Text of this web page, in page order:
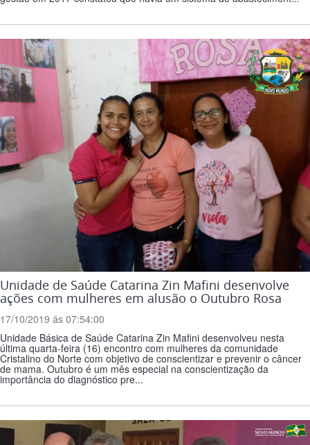
Unidade de Saúde Catarina Zin Mafini desenvolve
ações com mulheres em alusão o Outubro Rosa
17/10/2019 ás 07:54:00
Unidade Básica de Saúde Catarina Zin Mafini desenvolveu nesta
última quarta-feira (16) encontro com mulheres da comunidade
Cristalino do Norte com objetivo de conscientizar e prevenir o câncer
de mama. Outubro é um mês especial na conscientização da
importância do diagnóstico pre...